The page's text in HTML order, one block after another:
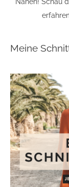
Nähen! Schau
Meine